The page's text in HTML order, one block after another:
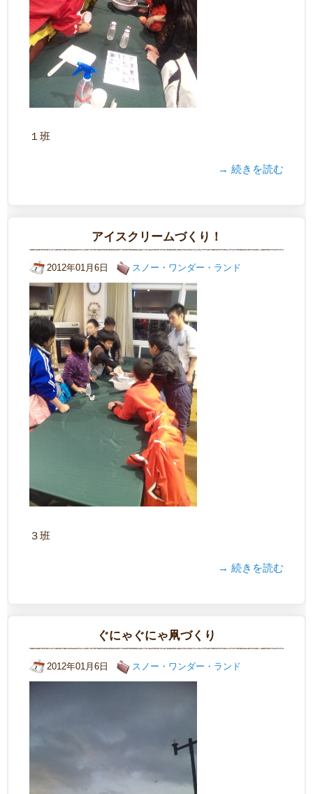
１班
→ 続きを読む
アイスクリームづくり！
2012年01月6日 スノー・ワンダー・ランド
３班
→ 続きを読む
ぐにゃぐにゃ凧づくり
2012年01月6日 スノー・ワンダー・ランド